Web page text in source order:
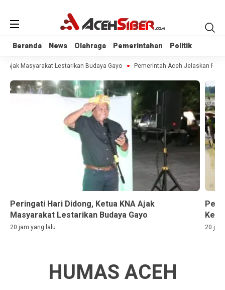
Beranda News Olahraga Pemerintahan Politik
Beranda News Olahraga Pemerintahan Politik
Masyarakat Lestarikan Budaya Gayo Pemerintah Aceh Jelaskan Posisi
Peringati Hari Didong, Ketua KNA Ajak
Masyarakat Lestarikan Budaya Gayo
20 jam yang lalu 20
HUMAS ACEH